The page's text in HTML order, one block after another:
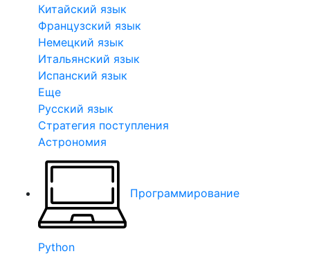
Китайский язык
Французский язык
Немецкий язык
Итальянский язык
Испанский язык
Еще
Русский язык
Стратегия поступления
Астрономия
Программирование
Python